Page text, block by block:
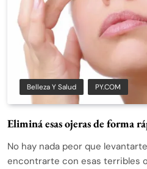
Belleza Y Salud PY.COM
Eliminá esas ojeras de forma
No hay nada peor que
encontrarte con esas terribles